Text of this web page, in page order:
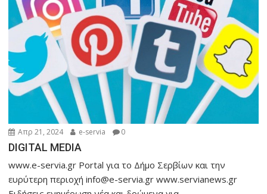
Απρ 21, 2024 e-servia 0
DIGITAL MEDIA
www.e-servia.gr Portal για το Δήμο Σερβίων και την
ευρύτερη περιοχή info@e-servia.gr www.servianews.gr